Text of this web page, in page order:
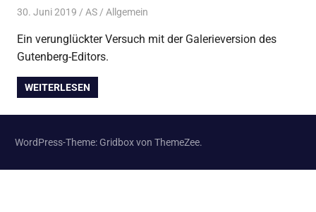
30. Juni 2019 AS Allgemein
Ein verunglückter Versuch mit der Galerieversion des
Gutenberg-Editors.
WEITERLESEN
WordPress-Theme: Gridbox von ThemeZee.